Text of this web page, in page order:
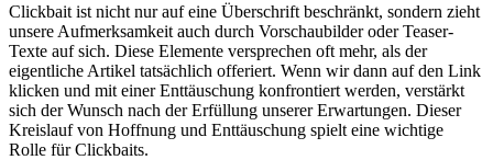
Clickbait ist nicht nur auf eine Überschrift beschränkt, sondern zieht
unsere Aufmerksamkeit auch durch Vorschaubilder oder Teaser-
Texte auf sich. Diese Elemente versprechen oft mehr, als der
eigentliche Artikel tatsächlich offeriert. Wenn wir dann auf den Link
klicken und mit einer Enttäuschung konfrontiert werden, verstärkt
sich der Wunsch nach der Erfüllung unserer Erwartungen. Dieser
Kreislauf von Hoffnung und Enttäuschung spielt eine wichtige
Rolle für Clickbaits.